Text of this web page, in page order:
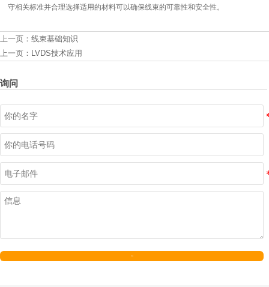
守相关标准并合理选择适用的材料可以确保线束的可靠性和安全性。
上一页： 线束基础知识
上一页：
LVDS技术应用
询问